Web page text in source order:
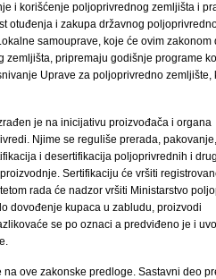
i korišćenje poljoprivrednog zemljišta i
otuđenja i zakupa državnog
samouprave, koje će ovim zakonom
pripremaju godišnje programe
Uprave za poljoprivredno zemljište,
je na inicijativu proizvođača i organa
Njime se reguliše prerada, pakovanje,
i desertifikacija poljoprivrednih i
Sertifikaciju će vršiti
rada će nadzor vršiti Ministarstvo
dovođenje kupaca u zabludu, proizvodi
se po oznaci a predviđeno je i
ove zakonske predloge. Sastavni deo